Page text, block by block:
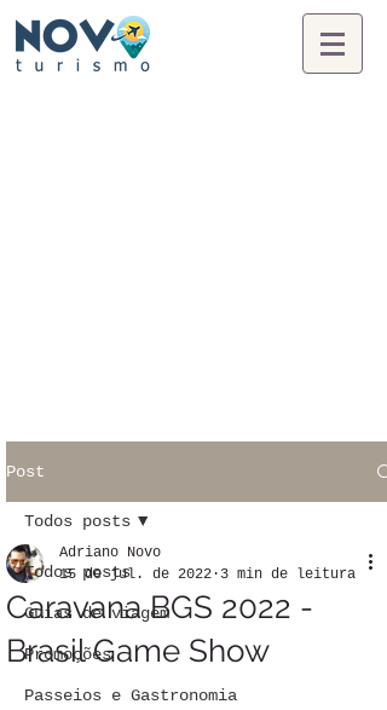
Post
Todos posts
Guias de viagem
Promoções
Passeios e Gastronomia
Todos posts
Caravana BGS 2022 -
Brasil Game Show
Adriano Novo
15 de jul. de 2022 3 min de leitura